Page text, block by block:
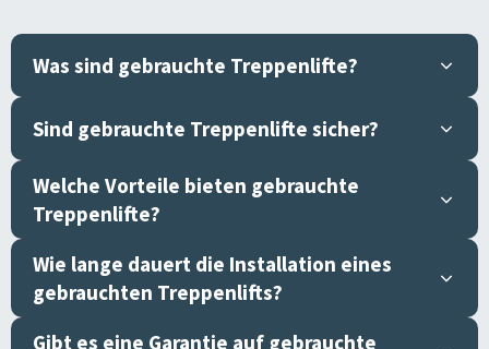
Was sind gebrauchte Treppenlifte?
Sind gebrauchte Treppenlifte sicher?
Welche Vorteile bieten gebrauchte
Treppenlifte?
Wie lange dauert die Installation eines
gebrauchten Treppenlifts?
Gibt es eine Garantie auf gebrauchte